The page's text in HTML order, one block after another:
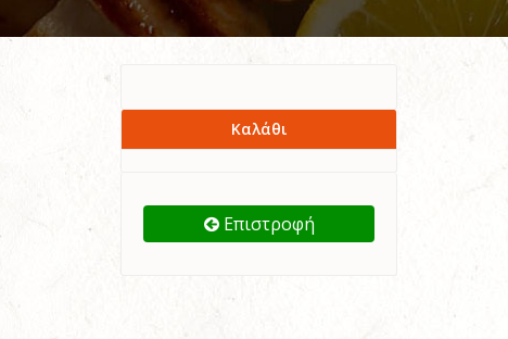
Καλάθι
Επιστροφή